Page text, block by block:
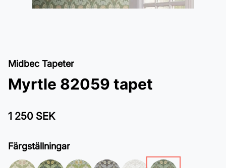
Midbec Tapeter
Myrtle 82059 tapet
1 250 SEK
Färgställningar